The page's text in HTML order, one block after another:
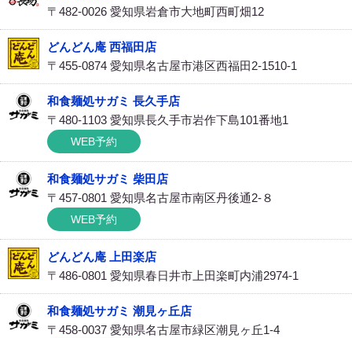
〒482-0026 愛知県岩倉市大地町西町畑12
どんどん庵 西福田店
〒455-0874 愛知県名古屋市港区西福田2-1510-1
和食麺処サガミ 長久手店
〒480-1103 愛知県長久手市岩作下島101番地1
WEB予約
和食麺処サガミ 柴田店
〒457-0801 愛知県名古屋市南区丹後通2-８
WEB予約
どんどん庵 上田楽店
〒486-0801 愛知県春日井市上田楽町内浦2974-1
和食麺処サガミ 潮見ヶ丘店
〒458-0037 愛知県名古屋市緑区潮見ヶ丘1-4